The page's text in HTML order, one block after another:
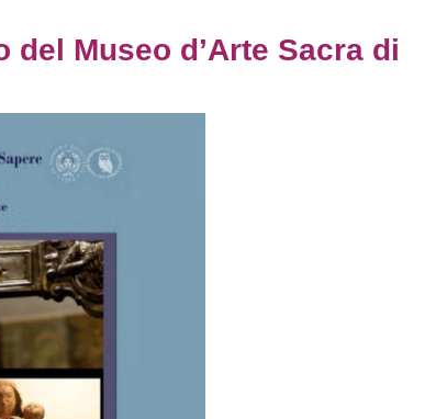
Museo d’Arte Sacra di